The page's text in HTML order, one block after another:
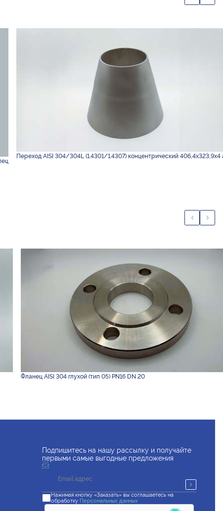
Переход AISI 304/304L (1.4301/1.4307) концентрический 406,4х323,9х4
Фланец AISI 304 глухой (тип 05) PN16 DN 20
Подпишитесь на нашу рассылку и получайте
первыми самые выгодные предложения
Нажимая кнопку «Заказать» вы соглашаетесь на
обработку Персональных данных